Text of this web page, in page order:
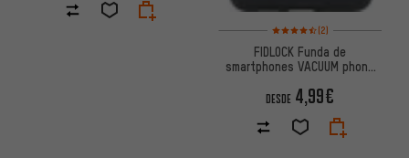
Valoración media: 4,5 de 5
(2)
FIDLOCK Funda de
smartphones VACUUM phone
DESDE 4,99€